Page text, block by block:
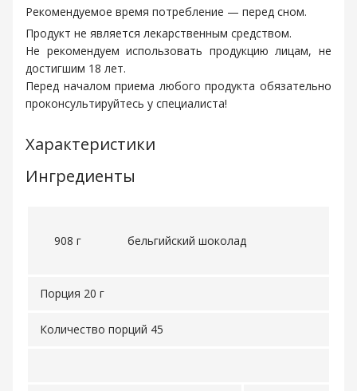
Рекомендуемое время потребление — перед сном.
Продукт не является лекарственным средством.
Не рекомендуем использовать продукцию лицам, не
достигшим 18 лет.
Перед началом приема любого продукта обязательно
проконсультируйтесь у специалиста!
Характеристики
Ингредиенты
908 г бельгийский шоколад
Порция 20 г
Количество порций 45